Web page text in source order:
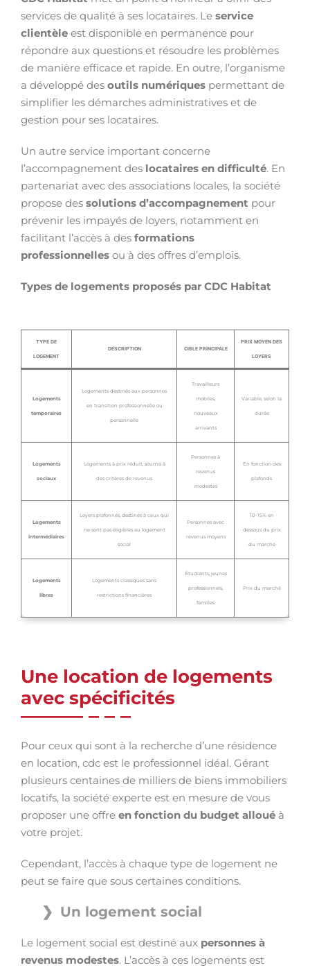
services de qualité à ses locataires. Le service
clientèle est disponible en permanence pour
répondre aux questions et résoudre les problèmes
de manière efficace et rapide. En outre, l’organisme
a développé des outils numériques permettant de
simplifier les démarches administratives et de
gestion pour ses locataires.
Un autre service important concerne
l’accompagnement des locataires en difficulté. En
partenariat avec des associations locales, la société
propose des solutions d’accompagnement pour
prévenir les impayés de loyers, notamment en
facilitant l’accès à des formations
professionnelles ou à des offres d’emplois.
Types de logements proposés par CDC Habitat
TYPE DE
LOGEMENT
DESCRIPTION CIBLE PRINCIPALE
PRIX MOYEN DES
LOYERS
Logements
temporaires
Logements destinés aux personnes
en transition professionnelle ou
personnelle
Travailleurs
mobiles,
nouveaux
arrivants
Variable, selon la
durée
Logements
sociaux
Logements à prix réduit, soumis à
des critères de revenus
Personnes à
revenus
modestes
En fonction des
plafonds
Logements
intermédiaires
Loyers plafonnés, destinés à ceux qui
ne sont pas éligibles au logement
social
Personnes avec
revenus moyens
10-15% en
dessous du prix
du marché
Logements
libres
Logements classiques sans
restrictions financières
Étudiants, jeunes
professionnels,
familles
Prix du marché
Une location de logements
avec spécificités
Pour ceux qui sont à la recherche d’une résidence
en location, cdc est le professionnel idéal. Gérant
plusieurs centaines de milliers de biens immobiliers
locatifs, la société experte est en mesure de vous
proposer une offre en fonction du budget alloué à
votre projet.
Cependant, l’accès à chaque type de logement ne
peut se faire que sous certaines conditions.
Un logement social
Le logement social est destiné aux personnes à
revenus modestes. L’accès à ces logements est